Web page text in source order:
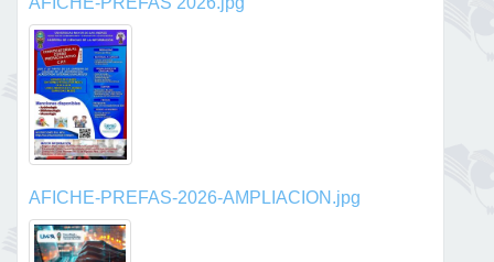
AFICHE-PREFAS-2026-AMPLIACION.jpg